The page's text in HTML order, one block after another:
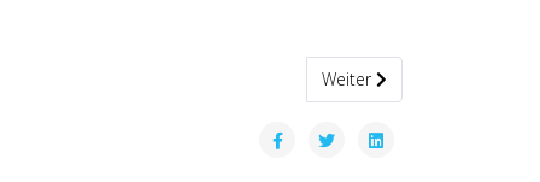
Nächster Beitrag: Kalender
Weiter